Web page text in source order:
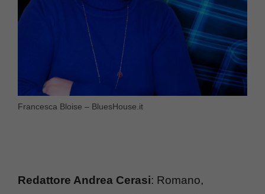
Francesca Bloise – BluesHouse.it
Redattore Andrea Cerasi: Romano,